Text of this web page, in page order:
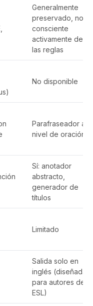
Generalmente
preservado, no
consciente
activamente de
las reglas
No disponible
Parafraseador a
nivel de oración
Sí: anotador
abstracto,
generador de
títulos
Limitado
Salida solo en
inglés (diseñada
para autores de
ESL)